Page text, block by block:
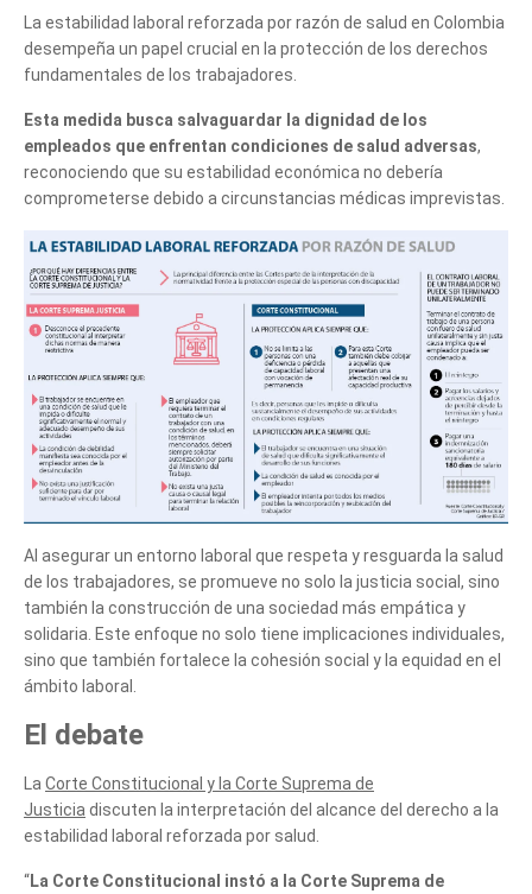
La estabilidad laboral reforzada por razón de salud en Colombia
desempeña un papel crucial en la protección de los derechos
fundamentales de los trabajadores.
Esta medida busca salvaguardar la dignidad de los
empleados que enfrentan condiciones de salud adversas,
reconociendo que su estabilidad económica no debería
comprometerse debido a circunstancias médicas imprevistas.
Al asegurar un entorno laboral que respeta y resguarda la salud
de los trabajadores, se promueve no solo la justicia social, sino
también la construcción de una sociedad más empática y
solidaria. Este enfoque no solo tiene implicaciones individuales,
sino que también fortalece la cohesión social y la equidad en el
ámbito laboral.
El debate
La Corte Constitucional y la Corte Suprema de
Justicia discuten la interpretación del alcance del derecho a la
estabilidad laboral reforzada por salud.
“La Corte Constitucional instó a la Corte Suprema de